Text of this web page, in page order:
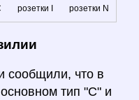
розетки I
розетки N
сообщили, что в
тип "С" и